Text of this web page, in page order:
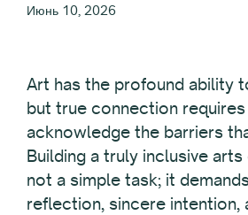
Июнь 10, 2026
Art has the profound ability
but true connection
acknowledge the barriers
Building a truly inclusive
not a simple task; it
reflection, sincere intention,